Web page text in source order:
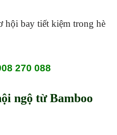
hội bay tiết kiệm trong hè
270 088
ngộ từ Bamboo